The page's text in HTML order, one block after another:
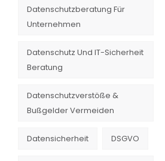
Datenschutzberatung Für
Unternehmen
Datenschutz Und IT-Sicherheit
Beratung
Datenschutzverstöße &
Bußgelder Vermeiden
Datensicherheit DSGVO